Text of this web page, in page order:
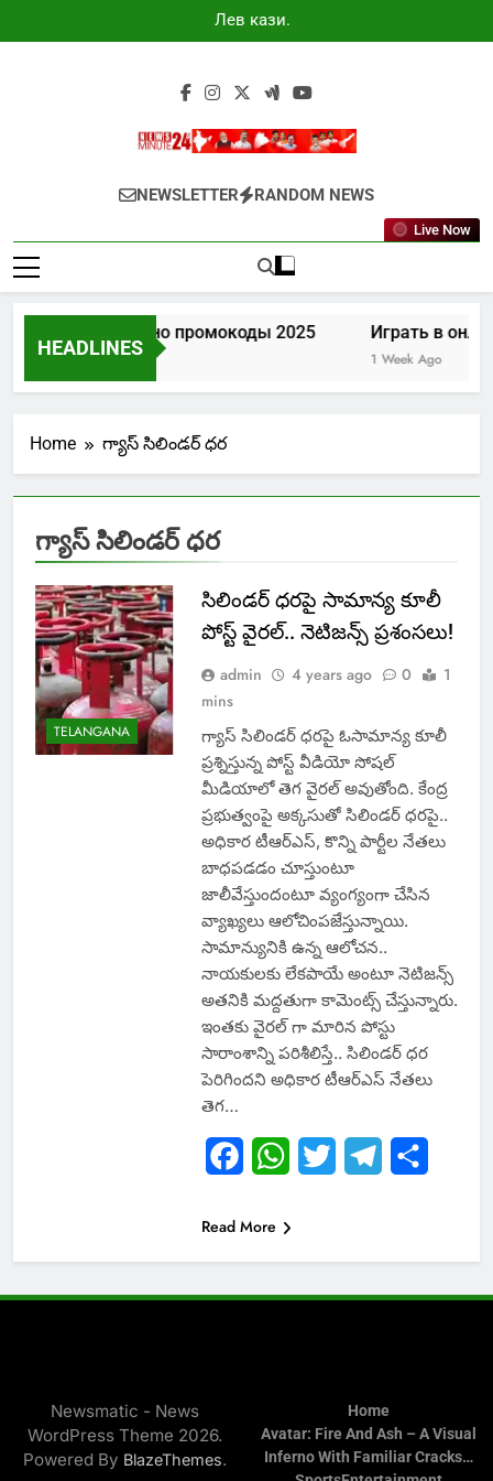
to
Лев казино
промокоды
Newsminute24
Get All Updated Telugu News
NEWSLETTER RANDOM NEWS
Live Now
HEADLINES
Лев казино промокоды 2025
5 Days Ago
Играть в
1 Week Ago
Home గ్యాస్ సిలిండర్ ధర
గ్యాస్ సిలిండర్ ధర
TELANGANA
సిలిండర్ ధరపై సామాన్య కూలీ
పోస్ట్ వైరల్.. నెటిజన్స్ ప్రశంసలు!
admin 4 years ago 0
1
mins
గ్యాస్ సిలిండర్ ధరపై ఓసామాన్య కూలీ
ప్రశ్నిస్తున్న పోస్ట్ వీడియో సోషల్
మీడియాలో తెగ వైరల్ అవుతోంది. కేంద్ర
ప్రభుత్వంపై అక్కసుతో సిలిండర్ ధరపై..
అధికార టీఆర్ఎస్, కొన్ని పార్టీల నేతలు
బాధపడడం చూస్తుంటూ
జాలీవేస్తుందంటూ వ్యంగ్యంగా చేసిన
వ్యాఖ్యలు ఆలోచింపజేస్తున్నాయి.
సామాన్యునికి ఉన్న ఆలోచన..
నాయకులకు లేకపాయే అంటూ నెటిజన్స్
అతనికి మద్దతుగా కామెంట్స్ చేస్తున్నారు.
ఇంతకు వైరల్ గా మారిన పోస్టు
సారాంశాన్ని పరిశీలిస్తే.. సిలిండర్ ధర
పెరిగిందని అధికార టీఆర్ఎస్ నేతలు
తెగ…
FacebookWhatsApp
Twitter Telegram
Read More
Newsmatic - News
WordPress Theme 2026.
Powered By BlazeThemes.
Home
Avatar: Fire And Ash – A Visual
Inferno With Familiar Cracks…